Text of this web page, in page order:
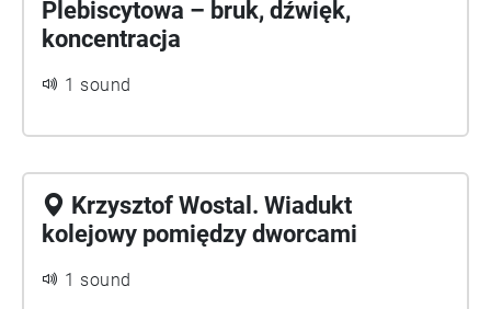
Plebiscytowa – bruk, dźwięk,
koncentracja
1 sound
Krzysztof Wostal. Wiadukt
kolejowy pomiędzy dworcami
1 sound